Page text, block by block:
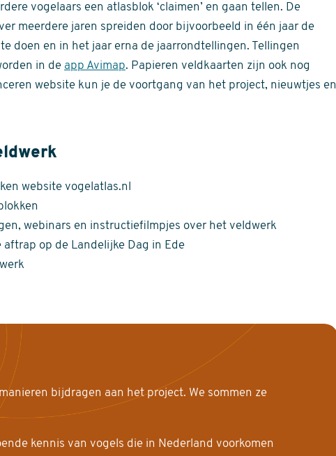
vogelaars een atlasblok ‘claimen’ en gaan tellen. De
meerdere jaren spreiden door bijvoorbeeld in één jaar de
doen en in het jaar erna de jaarrondtellingen. Tellingen
in de app Avimap. Papieren veldkaarten zijn ook nog
website kun je de voortgang van het project, nieuwtjes en
website vogelatlas.nl
webinars en instructiefilmpjes over het veldwerk
op de Landelijke Dag in Ede
bijdragen aan het project. We sommen ze
kennis van vogels die in Nederland voorkomen